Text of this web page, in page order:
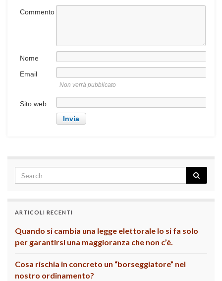
Commento
Nome
Email
Non verrà pubblicato
Sito web
ARTICOLI RECENTI
Quando si cambia una legge elettorale lo si fa solo
per garantirsi una maggioranza che non c’è.
Cosa rischia in concreto un “borseggiatore” nel
nostro ordinamento?